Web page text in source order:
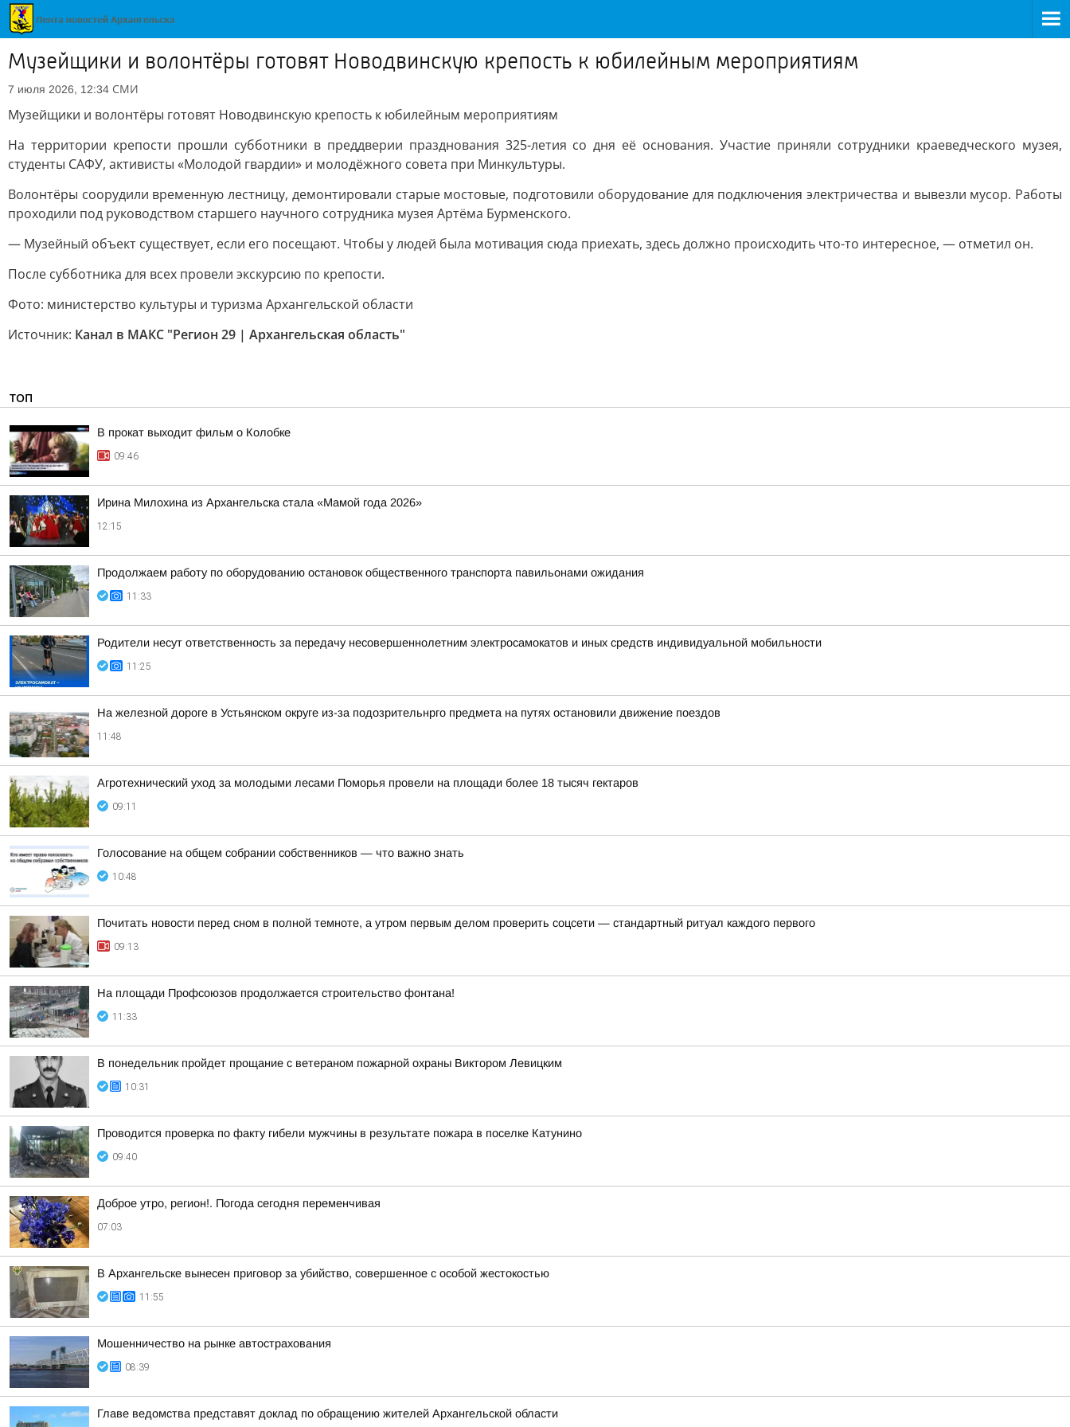
Музейщики и волонтёры готовят Новодвинскую крепость к юбилейным мероприятиям
7 июля 2026, 12:34 СМИ
Музейщики и волонтёры готовят Новодвинскую крепость к юбилейным мероприятиям
На территории крепости прошли субботники в преддверии празднования 325-летия со дня её основания. Участие приняли сотрудники краеведческого музея,
студенты САФУ, активисты «Молодой гвардии» и молодёжного совета при Минкультуры.
Волонтёры соорудили временную лестницу, демонтировали старые мостовые, подготовили оборудование для подключения электричества и вывезли мусор. Работы
проходили под руководством старшего научного сотрудника музея Артёма Бурменского.
— Музейный объект существует, если его посещают. Чтобы у людей была мотивация сюда приехать, здесь должно происходить что-то интересное, — отметил он.
После субботника для всех провели экскурсию по крепости.
Фото: министерство культуры и туризма Архангельской области
Источник: Канал в МАКС "Регион 29 | Архангельская область"
ТОП
В прокат выходит фильм о Колобке
09:46
Ирина Милохина из Архангельска стала «Мамой года 2026»
12:15
Продолжаем работу по оборудованию остановок общественного транспорта павильонами ожидания
11:33
Родители несут ответственность за передачу несовершеннолетним электросамокатов и иных средств индивидуальной мобильности
11:25
На железной дороге в Устьянском округе из-за подозрительнрго предмета на путях остановили движение поездов
11:48
Агротехнический уход за молодыми лесами Поморья провели на площади более 18 тысяч гектаров
09:11
Голосование на общем собрании собственников — что важно знать
10:48
Почитать новости перед сном в полной темноте, а утром первым делом проверить соцсети — стандартный ритуал каждого первого
09:13
На площади Профсоюзов продолжается строительство фонтана!
11:33
В понедельник пройдет прощание с ветераном пожарной охраны Виктором Левицким
10:31
Проводится проверка по факту гибели мужчины в результате пожара в поселке Катунино
09:40
Доброе утро, регион!. Погода сегодня переменчивая
07:03
В Архангельске вынесен приговор за убийство, совершенное с особой жестокостью
11:55
Мошенничество на рынке автострахования
08:39
Главе ведомства представят доклад по обращению жителей Архангельской области